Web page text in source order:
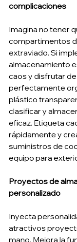
complicaciones
Imagina no tener
compartimentos
extraviado. Si
almacenamiento
caos y disfrutar
perfectamente
plástico
clasificar y
eficaz. Etiqueta
rápidamente y
suministros de
equipo para
Proyectos de
personalizado
Inyecta
atractivos
mano. Mejora la